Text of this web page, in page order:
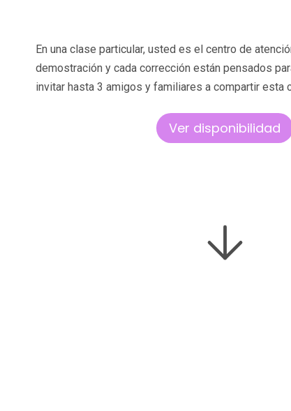
En una clase particular, usted es el centro de
demostración y cada corrección están pensados
invitar hasta 3 amigos y familiares a compartir esta
Ver disponibilidad